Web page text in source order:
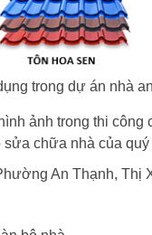
trong dự án nhà
ảnh trong thi
chữa nhà của quý
An Thạnh, Thị